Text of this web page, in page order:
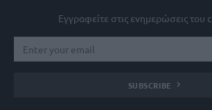
Εγγραφείτε στις ενημερώσεις του
SUBSCRIBE